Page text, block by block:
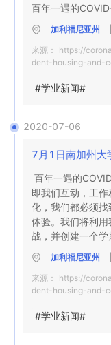
例，请致电  213-
康部  。
在  五个月的临时
学期2020，但回
（LOA）  表格。
除非 通过学术顾
缺勤（LOA）允
程负荷要求。由
旅行注意事项：
预计加利福尼亚州
建议学生不要去
程工作来取得学位
我们了解，大流
考虑。尽管继续
但以下一些其他因
7月16日，  南加
COVID-19感染
健康建议。加州
热线电话213-
9355（WELL）
保持安全并保持健
百年一遇的
即我们互动，工
化，我们必须找
验。我们将利用
战，并创建一个学
和服务的承诺。
卓越（例如，  有
灵活性（例如，
足个人需求）；和
展望未来（例如，
大学为我们面对
今天，我们写信
间表和校园住宿。
公共卫生准则不
园运营的计划。洛
这清楚表明我们
加利福尼亚州
来源： https://
dent-housing-and-
#学业新闻#
2020-07-06
7月1日南加州大
百年一遇的
即我们互动，工
化，我们都必须
体验。我们将利
战，并创建一个
和服务的承诺。
强调我们工作的
安全（例如，  测
卓越（例如，  有
加利福尼亚州
来源： https://
dent-housing-and-
#学业新闻#